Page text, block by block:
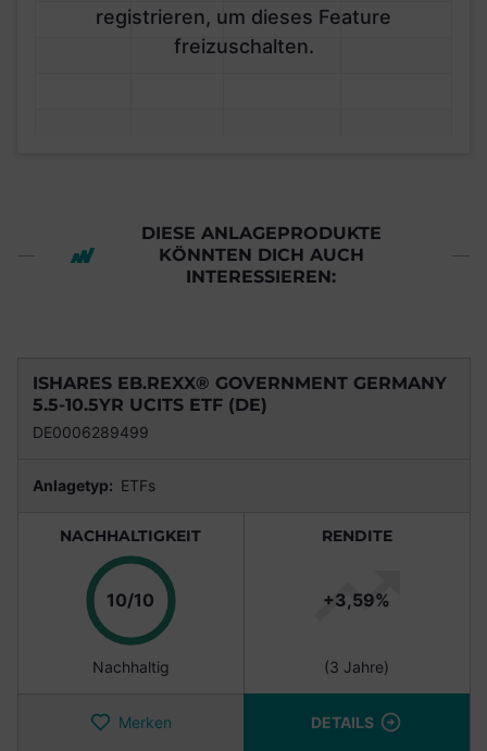
registrieren, um dieses Feature
freizuschalten.
DIESE ANLAGEPRODUKTE
KÖNNTEN DICH AUCH
INTERESSIEREN:
ISHARES EB.REXX® GOVERNMENT GERMANY
5.5-10.5YR UCITS ETF (DE)
DE0006289499
Anlagetyp: ETFs
NACHHALTIGKEIT
10/10 Punkte
Nachhaltig
RENDITE
+3,59%
(3 Jahre)
Merken DETAILS